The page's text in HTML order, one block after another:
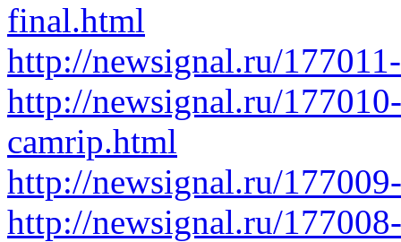
final.html
http://newsignal.ru/
http://newsignal.ru/
camrip.html
http://newsignal.ru/
http://newsignal.ru/